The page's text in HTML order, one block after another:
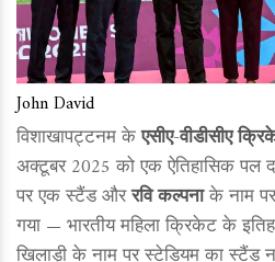
John David
विशाखापट्टनम केएसीए-वीडीसीए
अक्टूबर 2025 को एक ऐतिहासिक
पर एक स्टैंड औररवि कल्पनाके नाम
गया — भारतीय महिला क्रिकेट के